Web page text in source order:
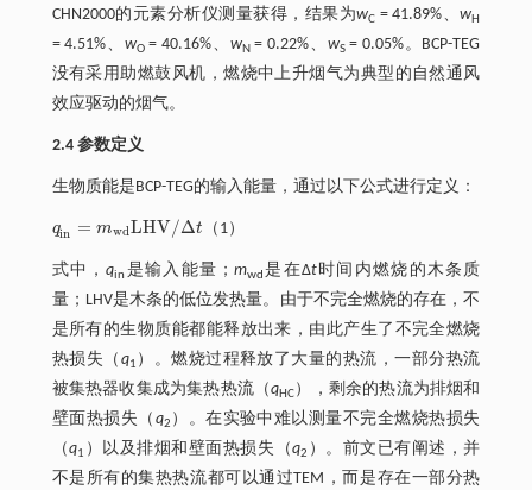
CHN2000的元素分析仪测量获得，结果为wC = 41.89%、wH
= 4.51%、 wO= 40.16%、 wN= 0.22%、 wS= 0.05%。BCP-TEG
没有采用助燃鼓风机，燃烧中上升烟气为典型的自然通风
效应驱动的烟气。
2.4 参数定义
生物质能是BCP-TEG的输入能量，通过以下公式进行定义：
qin = mwdLHV/Δt
qin =m wdLHV/Δt （1）
式中，qin 是输入能量；mwd是在Δt时间内燃烧的木条质
量；LHV是木条的低位发热量。由于不完全燃烧的存在，不
是所有的生物质能都能释放出来，由此产生了不完全燃烧
热损失（ q1 ）。燃烧过程释放了大量的热流，一部分热流
被集热器收集成为集热热流（qHC），剩余的热流为排烟和
壁面热损失（ q2 ）。在实验中难以测量不完全燃烧热损失
（q1 ）以及排烟和壁面热损失（q2 ）。前文已有阐述，并
不是所有的集热热流都可以通过TEM，而是存在一部分热